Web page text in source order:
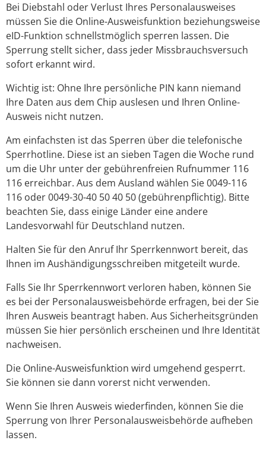
Bei Diebstahl oder Verlust Ihres Personalausweises
müssen Sie die Online-Ausweisfunktion beziehungsweise
eID-Funktion schnellstmöglich sperren lassen. Die
Sperrung stellt sicher, dass jeder Missbrauchsversuch
sofort erkannt wird.
Wichtig ist: Ohne Ihre persönliche PIN kann niemand
Ihre Daten aus dem Chip auslesen und Ihren Online-
Ausweis nicht nutzen.
Am einfachsten ist das Sperren über die telefonische
Sperrhotline. Diese ist an sieben Tagen die Woche rund
um die Uhr unter der gebührenfreien Rufnummer 116
116 erreichbar. Aus dem Ausland wählen Sie 0049-116
116 oder 0049-30-40 50 40 50 (gebührenpflichtig). Bitte
beachten Sie, dass einige Länder eine andere
Landesvorwahl für Deutschland nutzen.
Halten Sie für den Anruf Ihr Sperrkennwort bereit, das
Ihnen im Aushändigungsschreiben mitgeteilt wurde.
Falls Sie Ihr Sperrkennwort verloren haben, können Sie
es bei der Personalausweisbehörde erfragen, bei der Sie
Ihren Ausweis beantragt haben. Aus Sicherheitsgründen
müssen Sie hier persönlich erscheinen und Ihre Identität
nachweisen.
Die Online-Ausweisfunktion wird umgehend gesperrt.
Sie können sie dann vorerst nicht verwenden.
Wenn Sie Ihren Ausweis wiederfinden, können Sie die
Sperrung von Ihrer Personalausweisbehörde aufheben
lassen.